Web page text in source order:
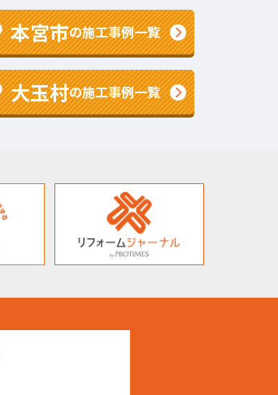
本宮市の施工事例一覧
大玉村の施工事例一覧